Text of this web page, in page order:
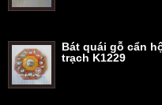
Bát quái gỗ cẩn
trạch K1229